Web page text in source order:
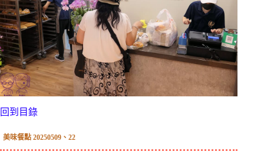
回到目錄
美味餐點 20250509、22